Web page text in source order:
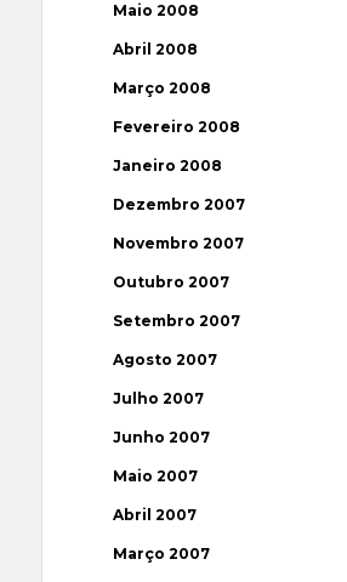
Maio 2008
Abril 2008
Março 2008
Fevereiro 2008
Janeiro 2008
Dezembro 2007
Novembro 2007
Outubro 2007
Setembro 2007
Agosto 2007
Julho 2007
Junho 2007
Maio 2007
Abril 2007
Março 2007